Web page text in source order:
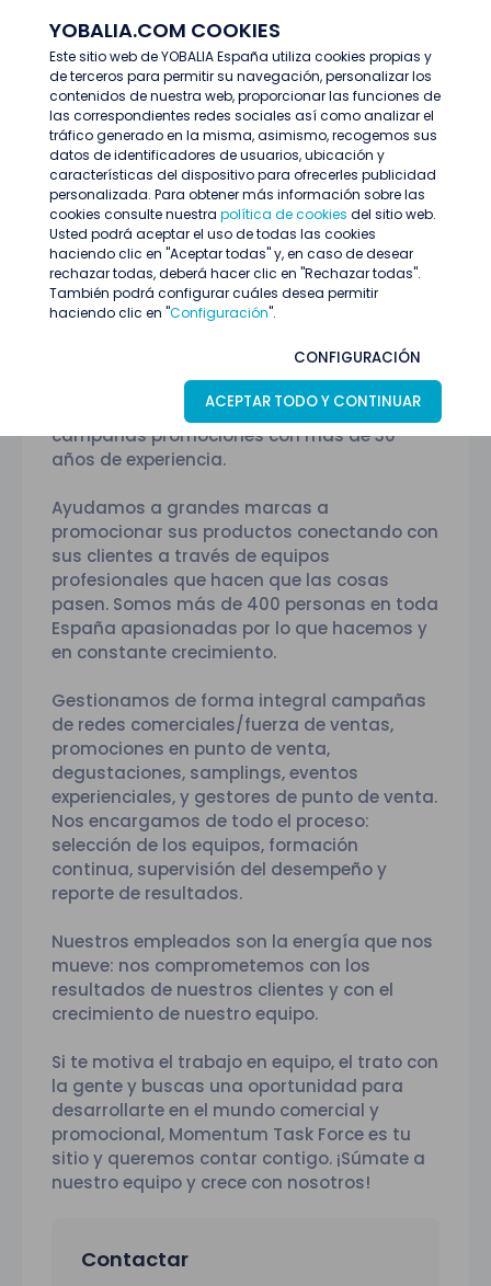
YOBALIA.COM COOKIES
Este sitio web de YOBALIA España utiliza cookies propias y
de terceros para permitir su navegación, personalizar los
contenidos de nuestra web, proporcionar las funciones de
las correspondientes redes sociales así como analizar el
tráfico generado en la misma, asimismo, recogemos sus
datos de identificadores de usuarios, ubicación y
características del dispositivo para ofrecerles publicidad
personalizada. Para obtener más información sobre las
cookies consulte nuestra política de cookies del sitio web.
Usted podrá aceptar el uso de todas las cookies
haciendo clic en "Aceptar todas" y, en caso de desear
rechazar todas, deberá hacer clic en "Rechazar todas".
También podrá configurar cuáles desea permitir
haciendo clic en "Configuración".
CONFIGURACIÓN
ACEPTAR TODO Y CONTINUAR
Empresas destacadas Momentum Task Force
Empresa destacada
Momentum Task Force es la empresa
especializada en redes comerciales y
campañas promociones con más de 30
años de experiencia.
Ayudamos a grandes marcas a
promocionar sus productos conectando con
sus clientes a través de equipos
profesionales que hacen que las cosas
pasen. Somos más de 400 personas en toda
España apasionadas por lo que hacemos y
en constante crecimiento.
Gestionamos de forma integral campañas
de redes comerciales/fuerza de ventas,
promociones en punto de venta,
degustaciones, samplings, eventos
experienciales, y gestores de punto de venta.
Nos encargamos de todo el proceso:
selección de los equipos, formación
continua, supervisión del desempeño y
reporte de resultados.
Nuestros empleados son la energía que nos
mueve: nos comprometemos con los
resultados de nuestros clientes y con el
crecimiento de nuestro equipo.
Si te motiva el trabajo en equipo, el trato con
la gente y buscas una oportunidad para
desarrollarte en el mundo comercial y
promocional, Momentum Task Force es tu
sitio y queremos contar contigo. ¡Súmate a
nuestro equipo y crece con nosotros!
Contactar